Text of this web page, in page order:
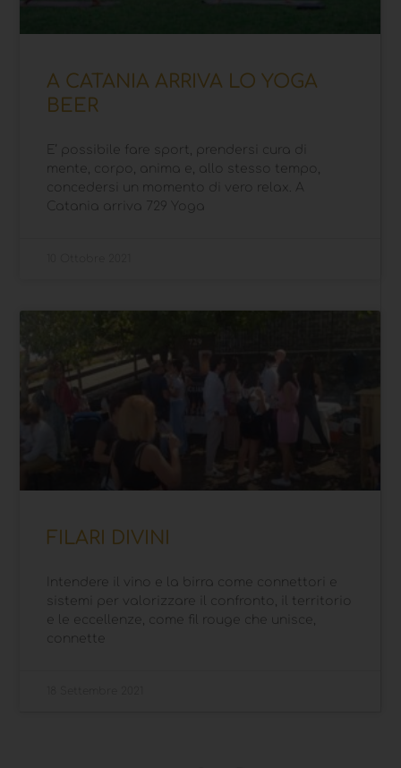
A CATANIA ARRIVA LO YOGA
BEER
E’ possibile fare sport, prendersi cura di
mente, corpo, anima e, allo stesso tempo,
concedersi un momento di vero relax. A
Catania arriva 729 Yoga
FILARI DIVINI
Intendere il vino e la birra come connettori e
sistemi per valorizzare il confronto, il territorio
e le eccellenze, come fil rouge che unisce,
connette